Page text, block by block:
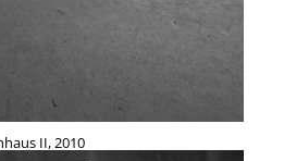
II, 2010